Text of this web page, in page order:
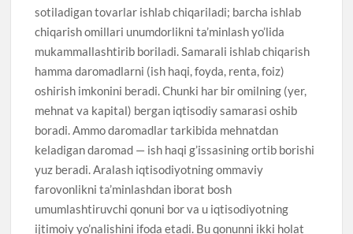
sotiladigan tovarlar ishlab chiqariladi; barcha ishlab
chiqarish omillari unumdorlikni ta’minlash yo’lida
mukammallashtirib boriladi. Samarali ishlab chiqarish
hamma daromadlarni (ish haqi, foyda, renta, foiz)
oshirish imkonini beradi. Chunki har bir omilning (yer,
mehnat va kapital) bergan iqtisodiy samarasi oshib
boradi. Ammo daromadlar tarkibida mehnatdan
keladigan daromad — ish haqi g’issasining ortib borishi
yuz beradi. Aralash iqtisodiyotning ommaviy
farovonlikni ta’minlashdan iborat bosh
umumlashtiruvchi qonuni bor va u iqtisodiyotning
ijtimoiy yo’nalishini ifoda etadi. Bu qonunni ikki holat